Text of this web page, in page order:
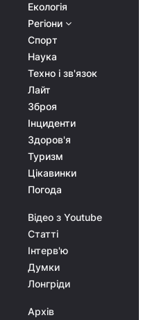
Екологія
Регіони
Спорт
Наука
Техно і зв'язок
Лайт
Зброя
Інциденти
Здоров'я
Туризм
Цікавинки
Погода
Відео з Youtube
Статті
Інтерв'ю
Думки
Лонгріди
Архів